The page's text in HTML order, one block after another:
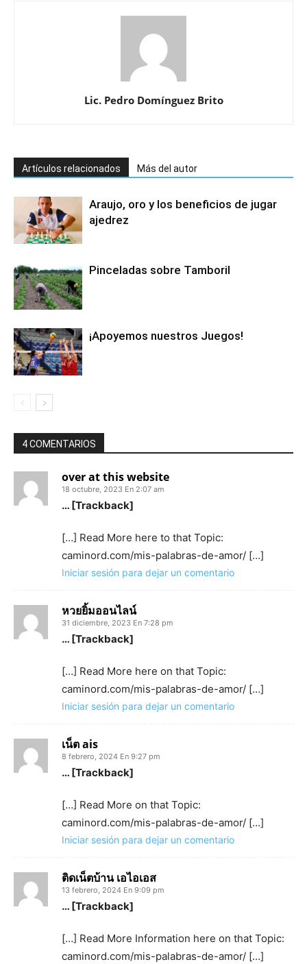
Lic. Pedro Domínguez Brito
Artículos relacionados Más del autor
Araujo, oro y los beneficios de jugar
ajedrez
Pinceladas sobre Tamboril
¡Apoyemos nuestros Juegos!
4 COMENTARIOS
over at this website
18 octubre, 2023 En 2:07 am
… [Trackback]
[…] Read More here to that Topic:
caminord.com/mis-palabras-de-amor/ […]
Iniciar sesión para dejar un comentario
หวยยิ้มออนไลน์
31 diciembre, 2023 En 7:28 pm
… [Trackback]
[…] Read More here on that Topic:
caminord.com/mis-palabras-de-amor/ […]
Iniciar sesión para dejar un comentario
เน็ต ais
8 febrero, 2024 En 9:27 pm
… [Trackback]
[…] Read More on that Topic:
caminord.com/mis-palabras-de-amor/ […]
Iniciar sesión para dejar un comentario
ติดเน็ตบ้าน เอไอเอส
13 febrero, 2024 En 9:09 pm
… [Trackback]
[…] Read More Information here on that Topic:
caminord.com/mis-palabras-de-amor/ […]